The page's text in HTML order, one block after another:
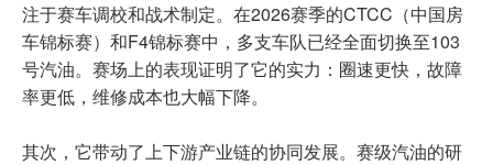
注于赛车调校和战术制定。在2026赛季的CTCC（中国房
车锦标赛）和F4锦标赛中，多支车队已经全面切换至103
号汽油。赛场上的表现证明了它的实力：圈速更快，故障
率更低，维修成本也大幅下降。
其次，它带动了上下游产业链的协同发展。赛级汽油的研